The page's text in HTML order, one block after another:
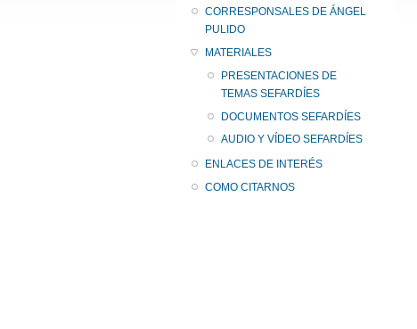
CORRESPONSALES DE ÁNGEL
PULIDO
MATERIALES
PRESENTACIONES DE
TEMAS SEFARDÍES
DOCUMENTOS SEFARDÍES
AUDIO Y VÍDEO SEFARDÍES
ENLACES DE INTERÉS
COMO CITARNOS